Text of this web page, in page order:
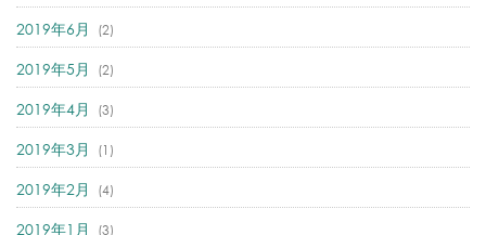
2019年6月 (2)
2019年5月 (2)
2019年4月 (3)
2019年3月 (1)
2019年2月 (4)
2019年1月 (3)